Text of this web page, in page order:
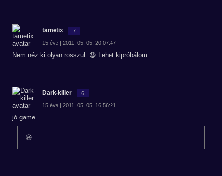
tametix 7
15 éve | 2011. 05. 05. 20:07:47
Nem néz ki olyan rosszul. 😆 Lehet kipróbálom.
Dark-killer 6
15 éve | 2011. 05. 05. 16:56:21
jó game
😆